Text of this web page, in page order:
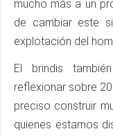
mucho más a un
de cambiar este
explotación del
El brindis
reflexionar sobre
preciso construir
quienes estamos